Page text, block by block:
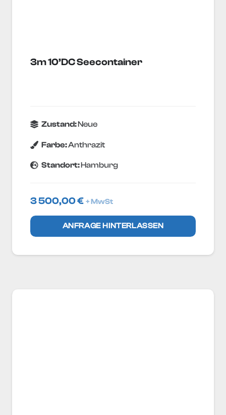
3m 10’DC Seecontainer
Zustand:Neue
Farbe:Anthrazit
Standort:Hamburg
3 500,00€ + MwSt
ANFRAGE HINTERLASSEN